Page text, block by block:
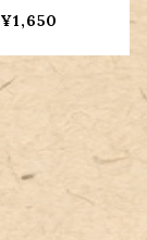
¥1,650